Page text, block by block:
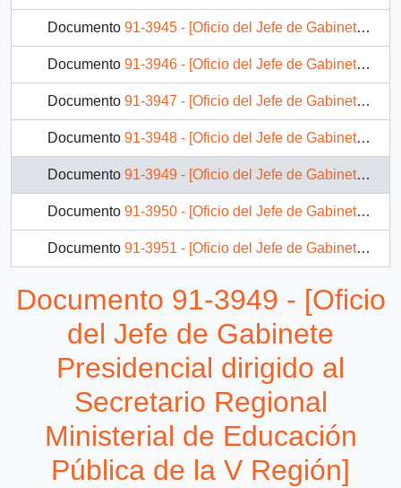
Documento 91-3945 - [Oficio del Jefe de Gabinete Presidencial dirigido al Subsecretario de Bienes Nacionales]
Documento 91-3946 - [Oficio del Jefe de Gabinete Presidencial dirigido al Alcalde de El Bosque]
Documento 91-3947 - [Oficio del Jefe de Gabinete Presidencial dirigido al Intendente de la VII Región]
Documento 91-3948 - [Oficio del Jefe de Gabinete Presidencial dirigido al Subsecretario de Telecomunicaciones]
Documento 91-3949 - [Oficio del Jefe de Gabinete Presidencial dirigido al Secretario Regional Ministerial de Educación Pública de la V Región]
Documento 91-3950 - [Oficio del Jefe de Gabinete Presidencial dirigido al Ministro Directora del SERNAM]
Documento 91-3951 - [Oficio del Jefe de Gabinete Presidencial dirigido al Director de Recursos Humanos de CODELCO]
91-3952 - [Oficio del Jefe de Gabinete Presidencial dirigido al Gobernador Provincial de Chiloé]
Documento 91-3953 - [Oficio del Jefe de Gabinete Presidencial dirigido al Alcalde de Concepción]
1164 más...
Documento 91-3949 - [Oficio
del Jefe de Gabinete
Presidencial dirigido al
Secretario Regional
Ministerial de Educación
Pública de la V Región]